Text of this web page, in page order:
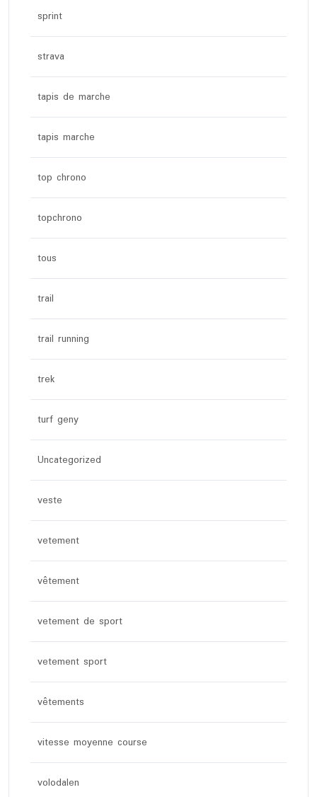
sprint
strava
tapis de marche
tapis marche
top chrono
topchrono
tous
trail
trail running
trek
turf geny
Uncategorized
veste
vetement
vêtement
vetement de sport
vetement sport
vêtements
vitesse moyenne course
volodalen